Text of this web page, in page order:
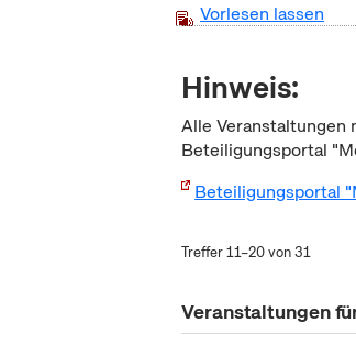
Vorlesen lassen
Hinweis:
Alle Veranstaltungen
Beteiligungsportal
Beteiligungsportal
Treffer 11–20 von 31
Veranstaltungen